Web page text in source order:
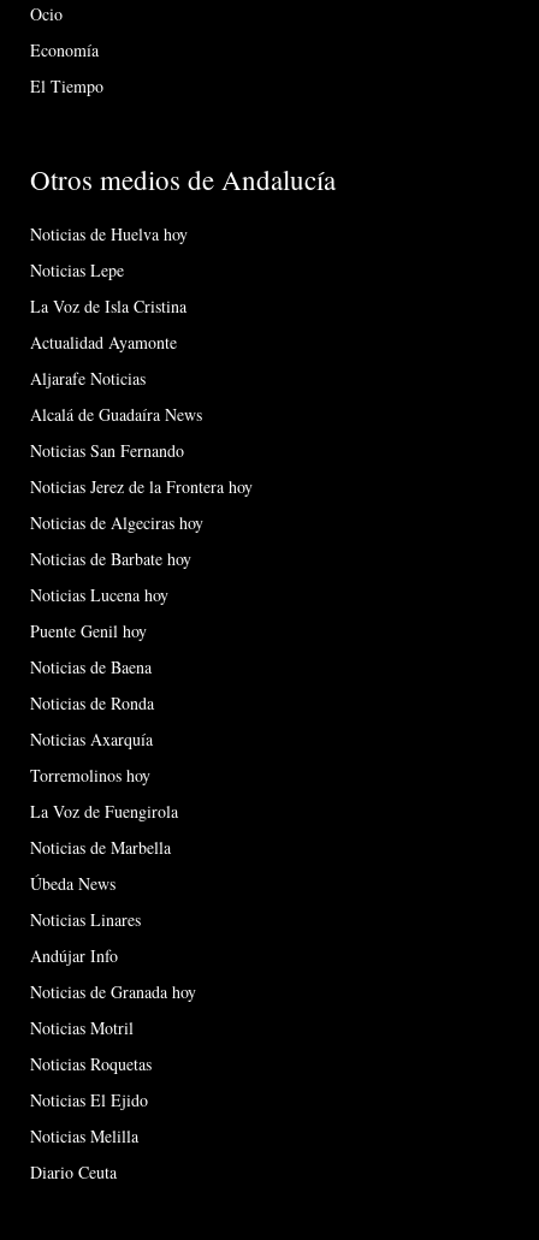
Ocio
Economía
El Tiempo
Otros medios de Andalucía
Noticias de Huelva hoy
Noticias Lepe
La Voz de Isla Cristina
Actualidad Ayamonte
Aljarafe Noticias
Alcalá de Guadaíra News
Noticias San Fernando
Noticias Jerez de la Frontera hoy
Noticias de Algeciras hoy
Noticias de Barbate hoy
Noticias Lucena hoy
Puente Genil hoy
Noticias de Baena
Noticias de Ronda
Noticias Axarquía
Torremolinos hoy
La Voz de Fuengirola
Noticias de Marbella
Úbeda News
Noticias Linares
Andújar Info
Noticias de Granada hoy
Noticias Motril
Noticias Roquetas
Noticias El Ejido
Noticias Melilla
Diario Ceuta